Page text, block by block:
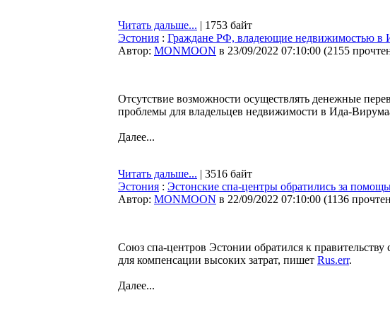
Читать дальше... | 1753 байт
Эстония : Граждане РФ, владеющие недвижимостью в
Автор: MONMOON в 23/09/2022 07:10:00 (2155
Отсутствие возможности осуществлять денежные
проблемы для владельцев недвижимости в Ида-
Далее...
Читать дальше... | 3516 байт
Эстония : Эстонские спа-центры обратились за
Автор: MONMOON в 22/09/2022 07:10:00 (1136
Союз спа-центров Эстонии обратился к
для компенсации высоких затрат, пишет Rus.err.
Далее...